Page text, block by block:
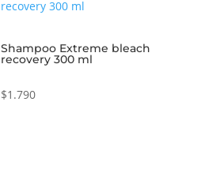
Shampoo Extreme bleach
recovery 300 ml
$1.790